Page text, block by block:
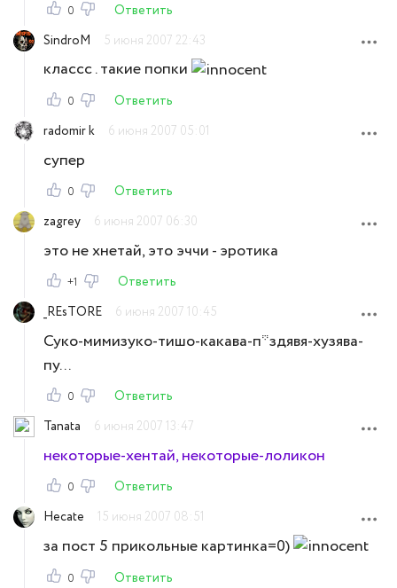
0
Ответить
SindroM
5 июня 2007 22:43
классс . такие попки
0
Ответить
radomir k
6 июня 2007 05:01
супер
0
Ответить
zagrey
6 июня 2007 06:30
это не хнетай, это эччи - эротика
+1
Ответить
_REsTORE
6 июня 2007 10:45
Суко-мимизуко-тишо-какава-п*здявя-хузява-
пу...
0
Ответить
Tanata
6 июня 2007 13:47
некоторые-хентай, некоторые-лоликон
0
Ответить
Hecate
15 июня 2007 08:51
за пост 5 прикольные картинка=0)
0
Ответить